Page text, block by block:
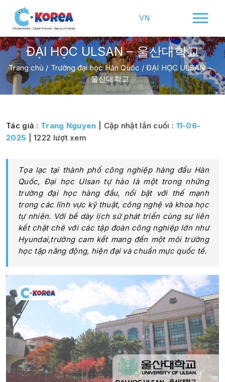
VN
ĐẠI HỌC ULSAN – 울산대학교
Trang chủ / Trường đại học Hàn Quốc /ĐẠI HỌC ULSAN –
울산대학교
Tác giả : Trang Nguyen | Cập nhật lần cuối : 11-06-
2025 | 1222 lượt xem
Tọa lạc tại thành phố công nghiệp hàng đầu Hàn
Quốc, Đại học Ulsan tự hào là một trong những
trường đại học hàng đầu, nổi bật với thế mạnh
trong các lĩnh vực kỹ thuật, công nghệ và khoa học
tự nhiên. Với bề dày lịch sử phát triển cùng sự liên
kết chặt chẽ với các tập đoàn công nghiệp lớn như
Hyundai,trường cam kết mang đến một môi trường
học tập năng động, hiện đại và chuẩn mực quốc tế.